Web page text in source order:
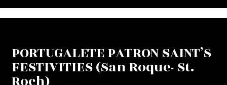
PORTUGALETE PATRON SAINT’S
FESTIVITIES (San Roque- St.